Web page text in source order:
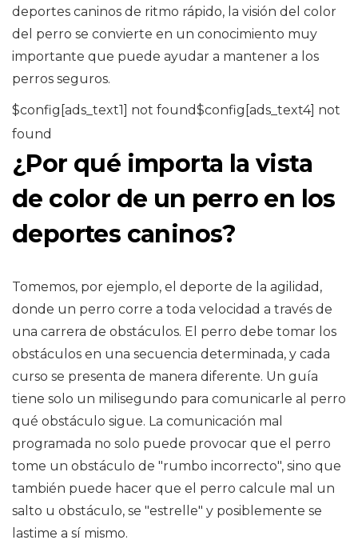
deportes caninos de ritmo rápido, la visión del color
del perro se convierte en un conocimiento muy
importante que puede ayudar a mantener a los
perros seguros.
$config[ads_text1] not found$config[ads_text4] not
found
¿Por qué importa la vista
de color de un perro en los
deportes caninos?
Tomemos, por ejemplo, el deporte de la agilidad,
donde un perro corre a toda velocidad a través de
una carrera de obstáculos. El perro debe tomar los
obstáculos en una secuencia determinada, y cada
curso se presenta de manera diferente. Un guía
tiene solo un milisegundo para comunicarle al perro
qué obstáculo sigue. La comunicación mal
programada no solo puede provocar que el perro
tome un obstáculo de "rumbo incorrecto", sino que
también puede hacer que el perro calcule mal un
salto u obstáculo, se "estrelle" y posiblemente se
lastime a sí mismo.